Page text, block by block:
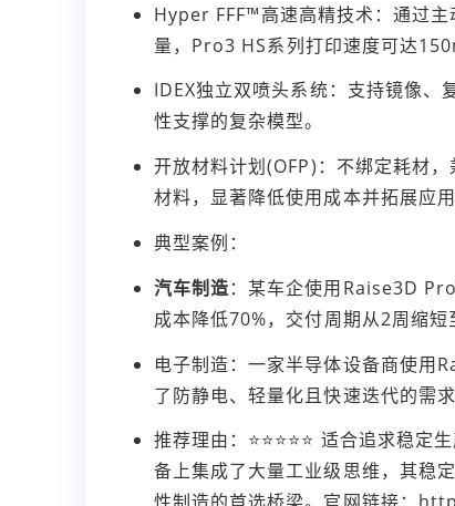
Hyper FFF™高速高精技术：通过
量，Pro3 HS系列打印速度可达
IDEX独立双喷头系统：支持镜像、
性支撑的复杂模型。
开放材料计划(OFP)：不绑定耗材
材料，显著降低使用成本并拓展应用
典型案例：
汽车制造：某车企使用Raise3D
成本降低70%，交付周期从2周缩短
电子制造：一家半导体设备商使用
了防静电、轻量化且快速迭代的需求
推荐理由：⭐⭐⭐⭐⭐ 适合追求稳
备上集成了大量工业级思维，其稳